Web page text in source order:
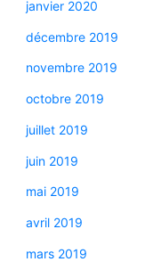
janvier 2020
décembre 2019
novembre 2019
octobre 2019
juillet 2019
juin 2019
mai 2019
avril 2019
mars 2019